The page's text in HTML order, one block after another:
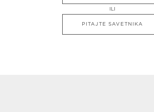
ILI
PITAJTE SAVETNIKA